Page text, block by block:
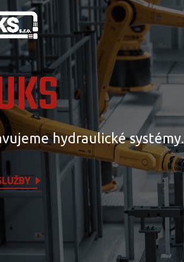
hydraulické systémy.